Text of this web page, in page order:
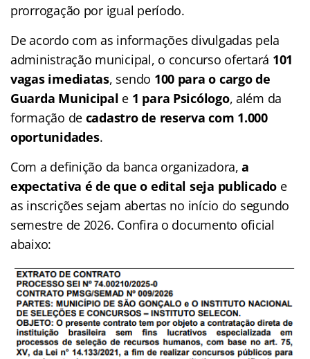
prorrogação por igual período.
De acordo com as informações divulgadas pela
administração municipal, o concurso ofertará 101
vagas imediatas, sendo 100 para o cargo de
Guarda Municipal e 1 para Psicólogo, além da
formação de cadastro de reserva com 1.000
oportunidades.
Com a definição da banca organizadora,a
expectativa é de que o edital seja publicado e
as inscrições sejam abertas no início do segundo
semestre de 2026. Confira o documento oficial
abaixo: